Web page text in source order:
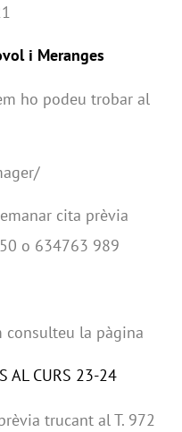
i Meranges
ho podeu trobar al
cita prèvia
o 634763 989
consulteu la pàgina
AL CURS 23-24
trucant al T. 972